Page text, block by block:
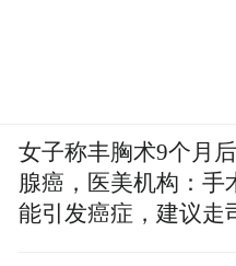
女子称丰胸术9个月
腺癌，医美机构：手
能引发癌症，建议走